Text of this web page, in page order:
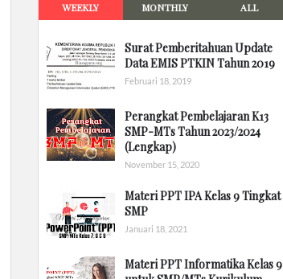
WEEKLY MONTHLY ALL
Surat Pemberitahuan Update
Data EMIS PTKIN Tahun 2019
Februari 18, 2019
Perangkat Pembelajaran K13
SMP-MTs Tahun 2023/2024
(Lengkap)
November 15, 2020
Materi PPT IPA Kelas 9 Tingkat
SMP
Januari 18, 2021
Materi PPT Informatika Kelas 9